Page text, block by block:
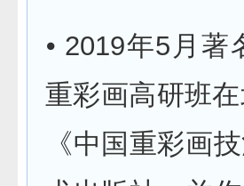
⦁ 2019年5月
重彩画高研班
《中国重彩画